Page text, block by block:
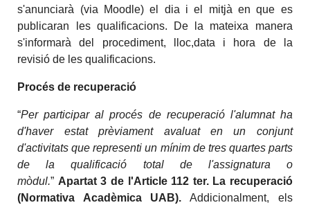
s'anunciarà (via Moodle) el dia i el mitjà en que es
publicaran les qualificacions. De la mateixa manera
s'informarà del procediment, lloc,data i hora de la
revisió de les qualificacions.
Procés de recuperació
“Per participar al procés de recuperació l'alumnat ha
d'haver estat prèviament avaluat en un conjunt
d'activitats que representi un mínim de tres quartes parts
de la qualificació total de l'assignatura o
mòdul.” Apartat 3 de l'Article 112 ter. La recuperació
(Normativa Acadèmica UAB).Addicionalment, els